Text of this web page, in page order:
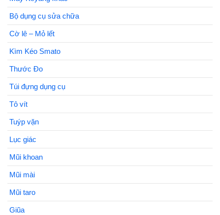
Bộ dụng cụ sửa chữa
Cờ lê – Mỏ lết
Kìm Kéo Smato
Thước Đo
Túi đựng dụng cụ
Tô vít
Tuýp vặn
Lục giác
Mũi khoan
Mũi mài
Mũi taro
Giũa